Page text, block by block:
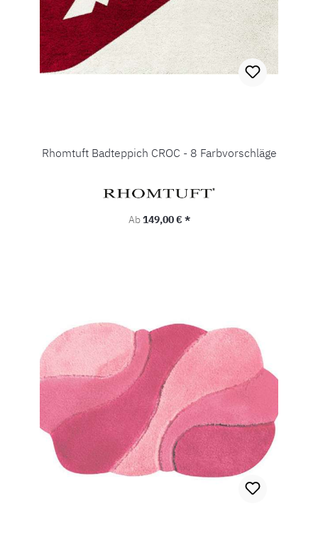
Rhomtuft Badteppich CROC - 8 Farbvorschläge
Regulärer Preis:
Ab149,00 € *